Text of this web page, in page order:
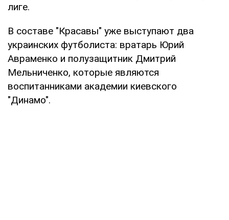
лиге.
В составе "Красавы" уже выступают два
украинских футболиста: вратарь Юрий
Авраменко и полузащитник Дмитрий
Мельниченко, которые являются
воспитанниками академии киевского
"Динамо".